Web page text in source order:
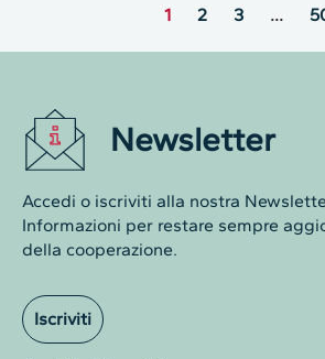
1 2 3 …
Newsletter
Accedi o iscriviti alla nostra
Informazioni per restare sempre
della cooperazione.
Iscriviti